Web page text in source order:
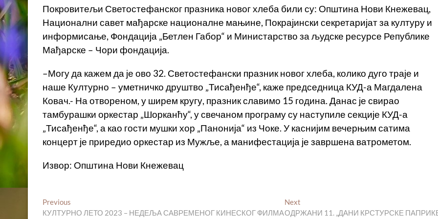
Покровитељи Светостефанског празника новог хлеба били су: Општина Нови Кнежевац,
Национални савет мађарске националне мањине, Покрајински секретаријат за културу и
информисање, Фондација „Бетлен Габор“ и Министарство за људске ресурсе Републике
Мађарске – Чори фондација.
–Могу да кажем да је ово 32. Светостефански празник новог хлеба, колико дуго траје и
наше Културно – уметничко друштво „Тисађенђе“, каже председница КУД-а Магдалена
Ковач.- На отвореном, у ширем кругу, празник славимо 15 година. Данас је свирао
тамбурашки оркестар „Шорканћу“, у свечаном програму су наступиле секције КУД-а
„Тисађенђе“, а као гости мушки хор „Панонија“ из Чоке. У каснијим вечерњим сатима
концерт је приредио оркестар из Мужље, а манифестација је завршена ватрометом.
Извор: Општина Нови Кнежевац
Кретање
Previous
post:
КУЛТУРНО ЛЕТО 2023 – НЕДЕЉА САВРЕМЕНОГ КИНЕСКОГ ФИЛМА
Next
post:
ОДРЖАНИ 11. „ДАНИ КРСТУРСКЕ